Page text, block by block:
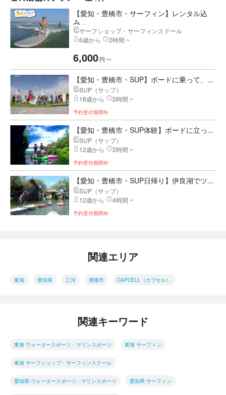
【愛知・豊橋市・サーフィン】レンタル込
み...
サーフショップ・サーフィンスクール
6歳から
2時間 ~
6,000円 〜
【愛知・豊橋市・SUP】ボードに乗って、...
SUP（サップ）
18歳から
2時間 ~
予約受付期間外
【愛知・豊橋市・SUP体験】ボードに立っ...
SUP（サップ）
12歳から
2時間 ~
予約受付期間外
【愛知・豊橋市・SUP日帰り】伊良湖でツ...
SUP（サップ）
12歳から
4時間 ~
予約受付期間外
関連エリア
東海 愛知県 三河 豊橋市 CAPCELL（カプセル）
関連キーワード
東海 ウォータースポーツ・マリンスポーツ 東海 サーフィン
東海 サーフショップ・サーフィンスクール
愛知県 ウォータースポーツ・マリンスポーツ 愛知県 サーフィン